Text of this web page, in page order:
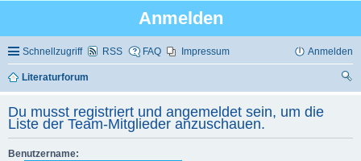
Anmelden
Schnellzugriff RSS FAQ Impressum Anmelden
Literaturforum
Du musst registriert und angemeldet sein, um die
Liste der Team-Mitglieder anzuschauen.
Benutzername: